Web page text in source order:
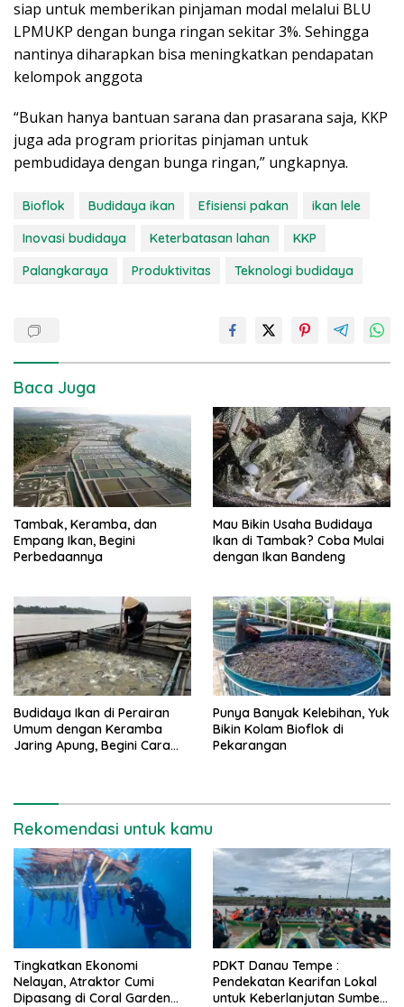
siap untuk memberikan pinjaman modal melalui BLU
LPMUKP dengan bunga ringan sekitar 3%. Sehingga
nantinya diharapkan bisa meningkatkan pendapatan
kelompok anggota
“Bukan hanya bantuan sarana dan prasarana saja, KKP
juga ada program prioritas pinjaman untuk
pembudidaya dengan bunga ringan,” ungkapnya.
Bioflok Budidaya ikan Efisiensi pakan
ikan lele
Inovasi budidaya
Keterbatasan lahan
KKP
Palangkaraya
Produktivitas Teknologi budidaya
Baca Juga
Tambak, Keramba, dan
Empang Ikan, Begini
Perbedaannya
Mau Bikin Usaha Budidaya
Ikan di Tambak? Coba Mulai
dengan Ikan Bandeng
Budidaya Ikan di Perairan
Umum dengan Keramba
Jaring Apung, Begini Cara
Punya Banyak Kelebihan, Yuk
Bikin Kolam Bioflok di
Pekarangan
Rekomendasi untuk kamu
Tingkatkan Ekonomi
Nelayan, Atraktor Cumi
Dipasang di Coral Garden
PDKT Danau Tempe :
Pendekatan Kearifan Lokal
untuk Keberlanjutan Sumber